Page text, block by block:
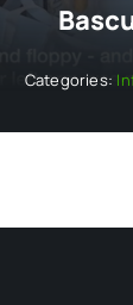
Categories: